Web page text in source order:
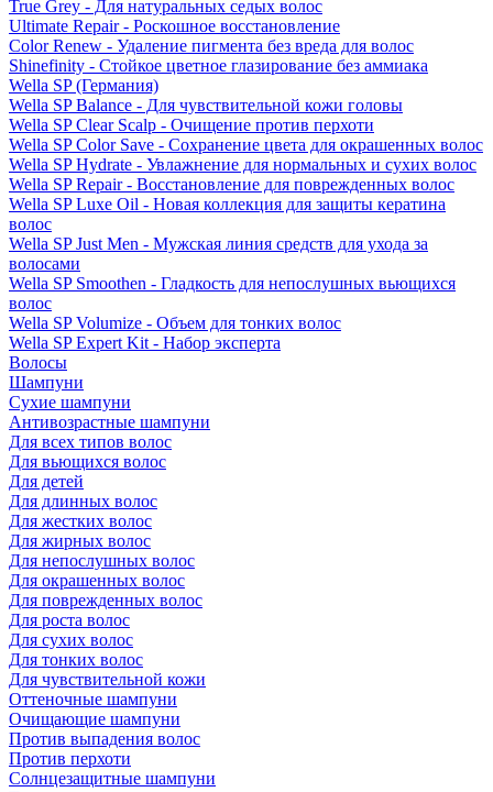
True Grey - Для натуральных седых волос
Ultimate Repair - Роскошное восстановление
Color Renew - Удаление пигмента без вреда для волос
Shinefinity - Стойкое цветное глазирование без аммиака
Wella SP (Германия)
Wella SP Balance - Для чувствительной кожи головы
Wella SP Clear Scalp - Очищение против перхоти
Wella SP Color Save - Сохранение цвета для окрашенных волос
Wella SP Hydrate - Увлажнение для нормальных и сухих волос
Wella SP Repair - Восстановление для поврежденных волос
Wella SP Luxe Oil - Новая коллекция для защиты кератина
волос
Wella SP Just Men - Мужская линия средств для ухода за
волосами
Wella SP Smoothen - Гладкость для непослушных вьющихся
волос
Wella SP Volumize - Объем для тонких волос
Wella SP Expert Kit - Набор эксперта
Волосы
Шампуни
Сухие шампуни
Антивозрастные шампуни
Для всех типов волос
Для вьющихся волос
Для детей
Для длинных волос
Для жестких волос
Для жирных волос
Для непослушных волос
Для окрашенных волос
Для поврежденных волос
Для роста волос
Для сухих волос
Для тонких волос
Для чувствительной кожи
Оттеночные шампуни
Очищающие шампуни
Против выпадения волос
Против перхоти
Солнцезащитные шампуни